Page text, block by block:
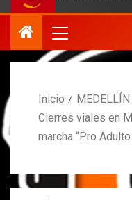
Inicio
MEDELLÍN
Cierres viales en
marcha “Pro